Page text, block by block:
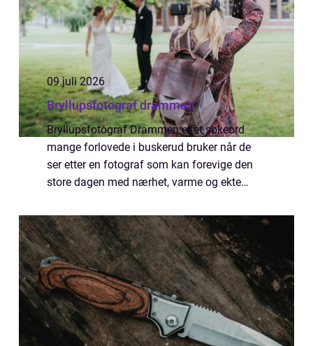
09 juli 2026
Bryllupsfotograf drammen
Bryllupsfotograf Drammen er et søkeord
mange forlovede i buskerud bruker når de
ser etter en fotograf som kan forevige den
store dagen med nærhet, varme og ekte
øyeblikkene som virker umulige å glemme i
øyeblikket...